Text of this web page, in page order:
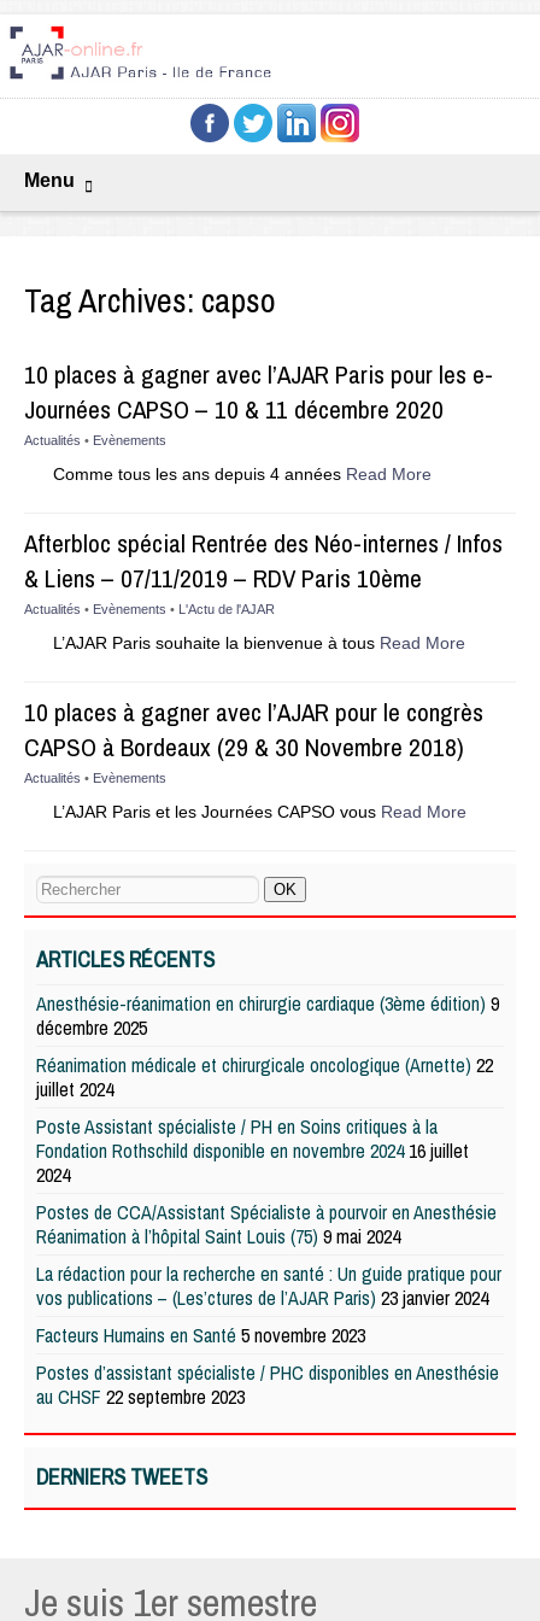
Menu
Tag Archives: capso
10 places à gagner avec l’AJAR Paris pour les e-
Journées CAPSO – 10 & 11 décembre 2020
Actualités • Evènements
Comme tous les ans depuis 4 années Read More
Afterbloc spécial Rentrée des Néo-internes / Infos
& Liens – 07/11/2019 – RDV Paris 10ème
Actualités • Evènements • L'Actu de l'AJAR
L’AJAR Paris souhaite la bienvenue à tous Read More
10 places à gagner avec l’AJAR pour le congrès
CAPSO à Bordeaux (29 & 30 Novembre 2018)
Actualités • Evènements
L’AJAR Paris et les Journées CAPSO vous Read More
ARTICLES RÉCENTS
Anesthésie-réanimation en chirurgie cardiaque (3ème édition) 9
décembre 2025
Réanimation médicale et chirurgicale oncologique (Arnette) 22
juillet 2024
Poste Assistant spécialiste / PH en Soins critiques à la
Fondation Rothschild disponible en novembre 2024 16 juillet
2024
Postes de CCA/Assistant Spécialiste à pourvoir en Anesthésie
Réanimation à l’hôpital Saint Louis (75) 9 mai 2024
La rédaction pour la recherche en santé : Un guide pratique pour
vos publications – (Les’ctures de l’AJAR Paris) 23 janvier 2024
Facteurs Humains en Santé 5 novembre 2023
Postes d’assistant spécialiste / PHC disponibles en Anesthésie
au CHSF 22 septembre 2023
DERNIERS TWEETS
Je suis 1er semestre